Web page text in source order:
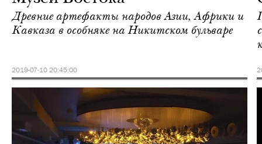
Древние артефакты народов Азии, Африки и
Кавказа в особняке на Никитском бульваре
2019-07-10 20:45:00